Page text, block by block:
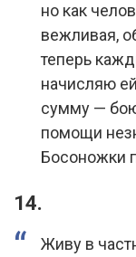
но как
вежливая,
теперь
начисляю
сумму —
помощи
Босоножки
14.
Живу в